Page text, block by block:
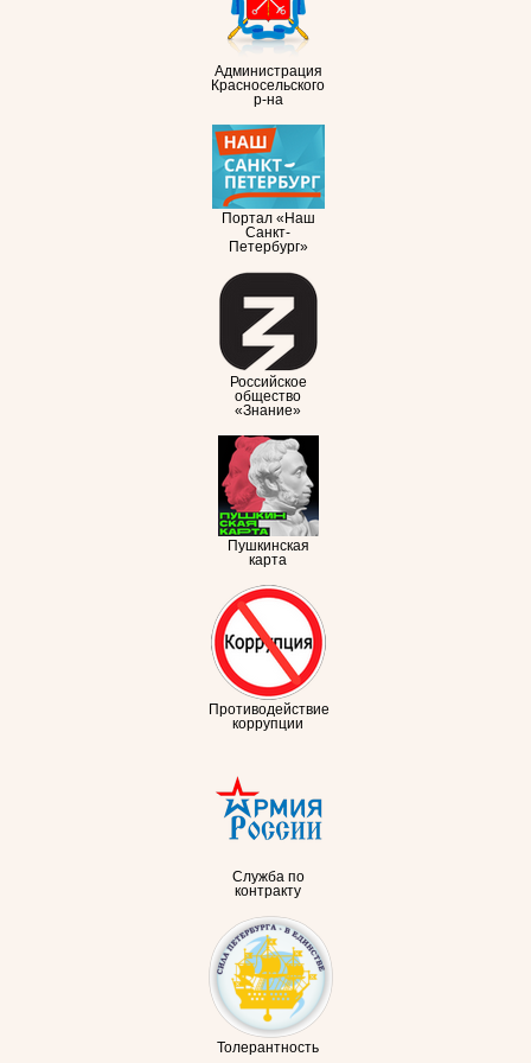
Администрация
Красносельского
р-на
Портал «Наш
Санкт-
Петербург»
Российское
общество
«Знание»
Пушкинская
карта
Противодействие
коррупции
Служба по
контракту
Толерантность